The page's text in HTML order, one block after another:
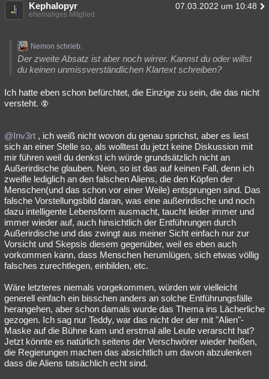
Kephalopyr 07.03.2022 um 10:48
ehemaliges Mitglied
Nemon schrieb:
Der zweite Absatz ist aber noch wirrer. Kannst du oder willst
du keinen unmissverständlichen Klartext schreiben?
Ich hatte eben schon befürchtet, die Einzige zu sein, die das nicht
versteht.
@Inv3rt , ich weiß nicht wovon du genau sprichst, aber es liest
sich an einer Stelle so, als wolltest du jetzt keine Diskussion mit
mir führen weil du denkst ich würde grundsätzlich nicht an
Außerirdische glauben. Nein, so ist das auf keinen Fall, denn ich
zweifle lediglich an den falschen Aliens, die den Köpfen der
Menschen(und das schon vor einer Weile) entsprungen sind. Das
falsche Vorstellungsbild daran, was eine außerirdische und noch
dazu intelligente Lebensform ausmacht, taucht leider immer und
immer wieder auf, auch hinsichtlich der Entführungen durch
Außerirdische und das zwingt aus meiner Sicht einfach nur zur
Vorsicht und Skepsis diesem gegenüber, weil es eben auch
vorkommen kann, dass Menschen herumlügen, sich etwas völlig
falsches zurechtlegen, einbilden, etc.
Wäre letzteres niemals vorgekommen, würden wir vielleicht
generell einfach ein bisschen anders an solche Entführungsfälle
herangehen, aber schon damals wurde das Thema ins Lächerliche
gezogen. Ich sag nur Teddy, war das nicht der der mit "Alien"-
Maske auf die Bühne kam und erstmal alle Leute verarscht hat?
Jetzt könnte es natürlich seitens der Verschwörer wieder heißen,
die Regierungen machen das absichtlich um davon abzulenken
dass die Aliens tatsächlich echt sind.